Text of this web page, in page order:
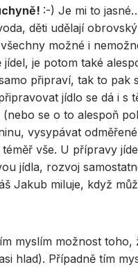
:-) Je mi to
děti udělají
možné i
je potom také
připraví, tak to pak
jídlo se dá i s
se o to alespoň
vysypávat
vše. U přípravy
jídla, rozvoj
Jakub miluje, když
myslím možnost toho,
hlad). Případně tím